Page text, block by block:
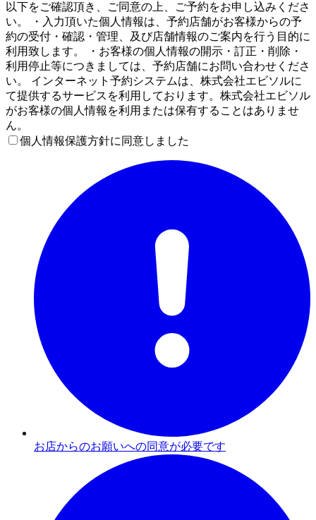
以下をご確認頂き、ご同意の上、ご予約をお申し込みくださ
い。 ・入力頂いた個人情報は、予約店舗がお客様からの予
約の受付・確認・管理、及び店舗情報のご案内を行う目的に
利用致します。 ・お客様の個人情報の開示・訂正・削除・
利用停止等につきましては、予約店舗にお問い合わせくださ
い。 インターネット予約システムは、株式会社エビソルに
て提供するサービスを利用しております。株式会社エビソル
がお客様の個人情報を利用または保有することはありませ
ん。
個人情報保護方針に同意しました
お店からのお願いへの同意が必要です